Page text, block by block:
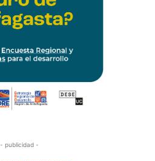
- publicidad -